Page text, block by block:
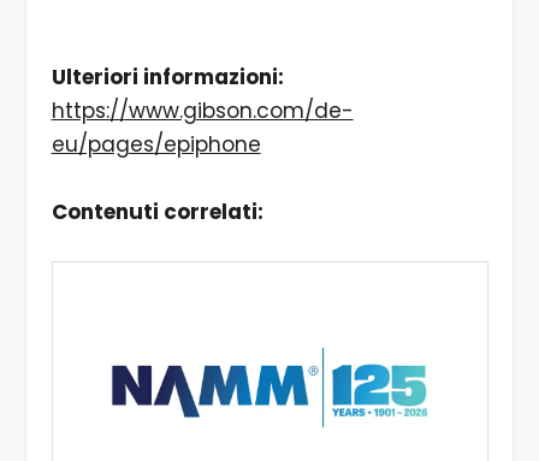
Ulteriori informazioni:
https://www.gibson.com/de-
eu/pages/epiphone
Contenuti correlati: